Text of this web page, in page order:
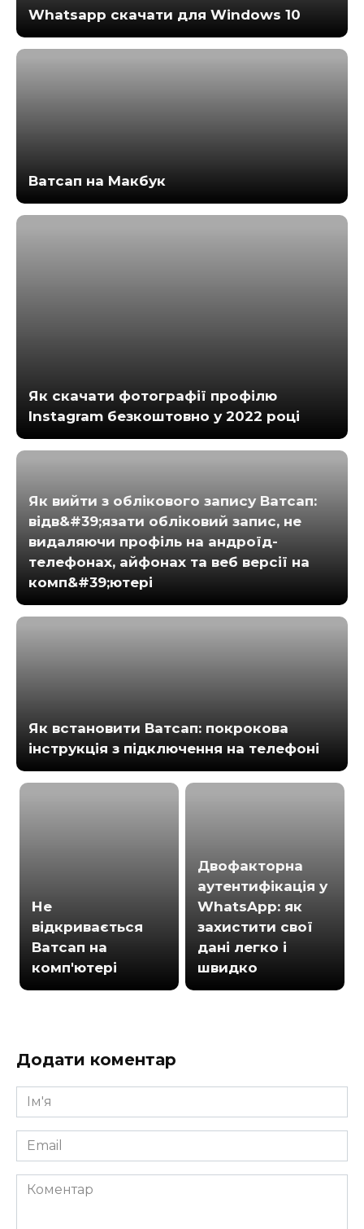
Whatsapp скачати для Windows 10
Ватсап на Макбук
Як скачати фотографії профілю
Instagram безкоштовно у 2022 році
Як вийти з облікового запису Ватсап:
відв&#39;язати обліковий запис, не
видаляючи профіль на андроїд-
телефонах, айфонах та веб версії на
комп&#39;ютері
Як встановити Ватсап: покрокова
інструкція з підключення на телефоні
Не
відкривається
Ватсап на
комп'ютері
Двофакторна
аутентифікація у
WhatsApp: як
захистити свої
дані легко і
швидко
Додати коментар
Ім'я
*
Email
*
Коментар